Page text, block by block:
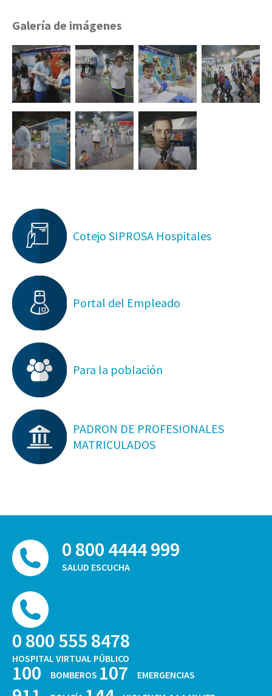
Galería de imágenes
Cotejo SIPROSA Hospitales
Portal del Empleado
Para la población
PADRON DE PROFESIONALES
MATRICULADOS
0 800 4444 999
SALUD ESCUCHA
0 800 555 8478
HOSPITAL VIRTUAL PÚBLICO
100 BOMBEROS 107 EMERGENCIAS